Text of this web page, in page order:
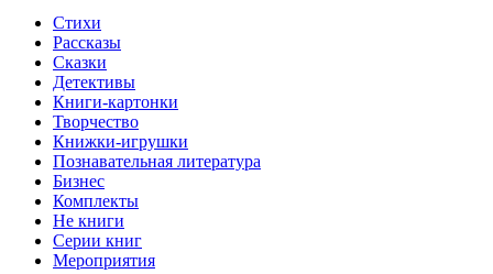
Стихи
Рассказы
Сказки
Детективы
Книги-картонки
Творчество
Книжки-игрушки
Познавательная литература
Бизнес
Комплекты
Не книги
Серии книг
Мероприятия